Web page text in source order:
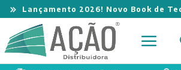
Lançamento 2026! Novo Book de